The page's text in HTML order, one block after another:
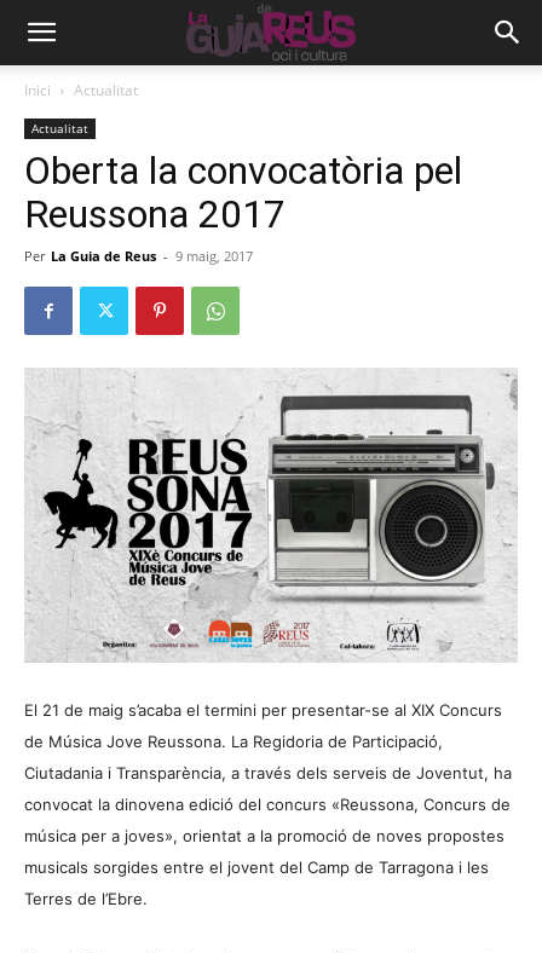
Inici Actualitat
Actualitat
Oberta la convocatòria pel
Reussona 2017
Per La Guia de Reus - 9 maig, 2017
El 21 de maig s’acaba el termini per presentar-se al XIX Concurs
de Música Jove Reussona. La Regidoria de Participació,
Ciutadania i Transparència, a través dels serveis de Joventut, ha
convocat la dinovena edició del concurs «Reussona, Concurs de
música per a joves», orientat a la promoció de noves propostes
musicals sorgides entre el jovent del Camp de Tarragona i les
Terres de l’Ebre.